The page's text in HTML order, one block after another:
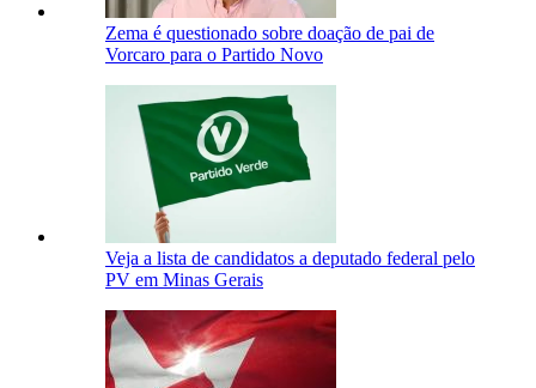
Zema é questionado sobre doação de pai de
Vorcaro para o Partido Novo
Veja a lista de candidatos a deputado federal pelo
PV em Minas Gerais